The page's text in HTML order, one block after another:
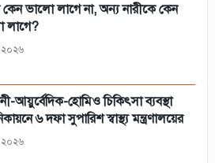
কেন ভালো লাগে না, অন্য নারীকে কেন
লাগে?
২০২৬
আয়ুর্বেদিক-হোমিও চিকিৎসা ব্যবস্থা
৬ দফা সুপারিশ স্বাস্থ্য মন্ত্রণালয়ের
২০২৬